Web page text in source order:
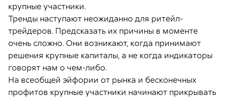
крупные участники.
Тренды наступают неожиданно для ритейл-
трейдеров. Предсказать их причины в моменте
очень сложно. Они возникают, когда принимают
решения крупные капиталы, а не когда индикаторы
говорят нам о чем-либо.
На всеобщей эйфории от рынка и бесконечных
профитов крупные участники начинают прикрывать